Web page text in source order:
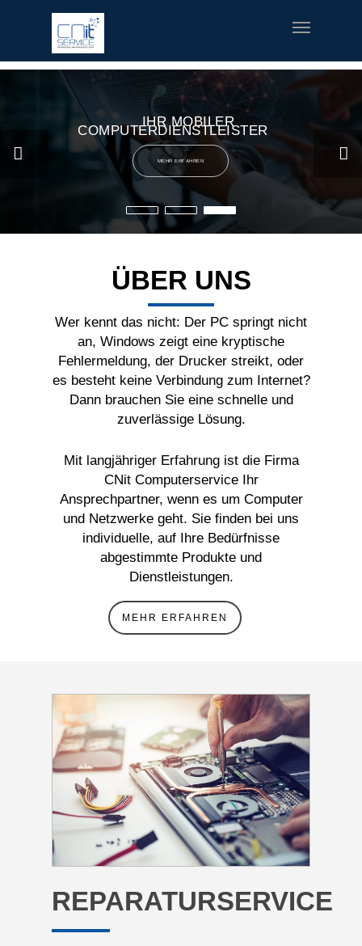
fred meyer gift card
fusion coupons build a bear printable coupon 10
rush music
special welcome coupon
IHR MOBILER
COMPUTERDIENSTLEISTER
MEHR ERFAHREN
ÜBER UNS
Wer kennt das nicht: Der PC springt nicht
an, Windows zeigt eine kryptische
Fehlermeldung, der Drucker streikt, oder
es besteht keine Verbindung zum Internet?
Dann brauchen Sie eine schnelle und
zuverlässige Lösung.
Mit langjähriger Erfahrung ist die Firma
CNit Computerservice Ihr
Ansprechpartner, wenn es um Computer
und Netzwerke geht. Sie finden bei uns
individuelle, auf Ihre Bedürfnisse
abgestimmte Produkte und
Dienstleistungen.
MEHR ERFAHREN
REPARATURSERVICE